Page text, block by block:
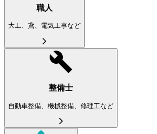
職人
大工、鳶、電気工事など
整備士
自動車整備、機械整備、修理工など